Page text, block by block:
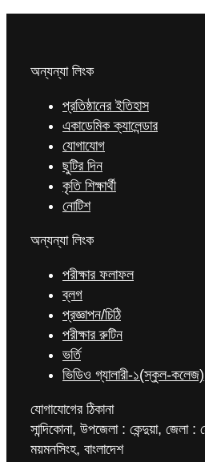
অন্যন্যা লিংক
প্রতিষ্ঠানের ইতিহাস
একাডেমিক ক্যালেন্ডার
যোগাযোগ
ছুটির দিন
কৃতি শিক্ষার্থী
নোটিশ
অন্যন্যা লিংক
পরীক্ষার ফলাফল
ব্লগ
প্রজ্ঞাপন/চিঠি
পরীক্ষার রুটিন
ভর্তি
ভিডিও গ্যালারী-১(স্কুল-কলেজ)
যোগাযোগের ঠিকানা
সান্দিকোনা, উপজেলা : কেন্দুয়া, জেলা :
ময়মনসিংহ, বাংলাদেশ